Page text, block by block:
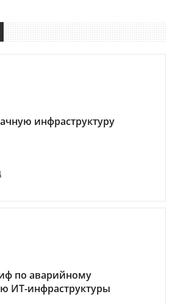
инфраструктуру
по аварийному
ИТ-инфраструктуры